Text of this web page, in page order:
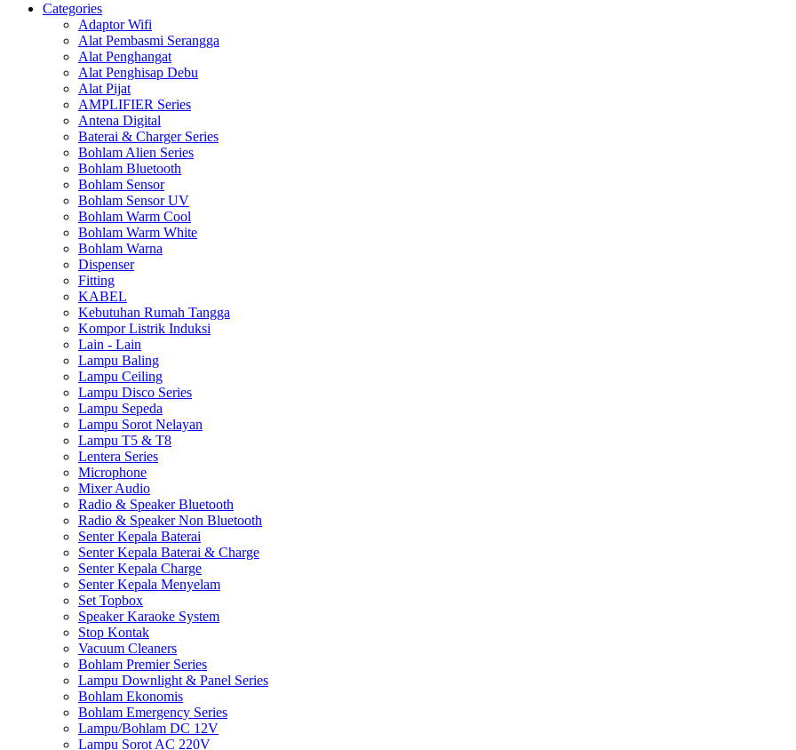
Categories
Adaptor Wifi
Alat Pembasmi Serangga
Alat Penghangat
Alat Penghisap Debu
Alat Pijat
AMPLIFIER Series
Antena Digital
Baterai & Charger Series
Bohlam Alien Series
Bohlam Bluetooth
Bohlam Sensor
Bohlam Sensor UV
Bohlam Warm Cool
Bohlam Warm White
Bohlam Warna
Dispenser
Fitting
KABEL
Kebutuhan Rumah Tangga
Kompor Listrik Induksi
Lain - Lain
Lampu Baling
Lampu Ceiling
Lampu Disco Series
Lampu Sepeda
Lampu Sorot Nelayan
Lampu T5 & T8
Lentera Series
Microphone
Mixer Audio
Radio & Speaker Bluetooth
Radio & Speaker Non Bluetooth
Senter Kepala Baterai
Senter Kepala Baterai & Charge
Senter Kepala Charge
Senter Kepala Menyelam
Set Topbox
Speaker Karaoke System
Stop Kontak
Vacuum Cleaners
Bohlam Premier Series
Lampu Downlight & Panel Series
Bohlam Ekonomis
Bohlam Emergency Series
Lampu/Bohlam DC 12V
Lampu Sorot AC 220V